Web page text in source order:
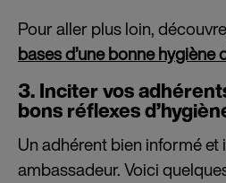
Pour aller plus loin,
bases d’une bonne hygiène
3. Inciter vos
bons réflexes
Un adhérent bien informé
ambassadeur. Voici